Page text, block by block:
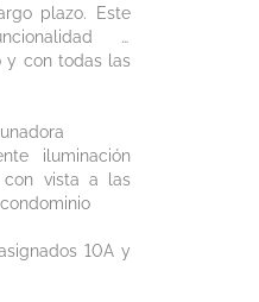
plazo. Este
y
y con todas las
iluminación
con vista a las
10A y